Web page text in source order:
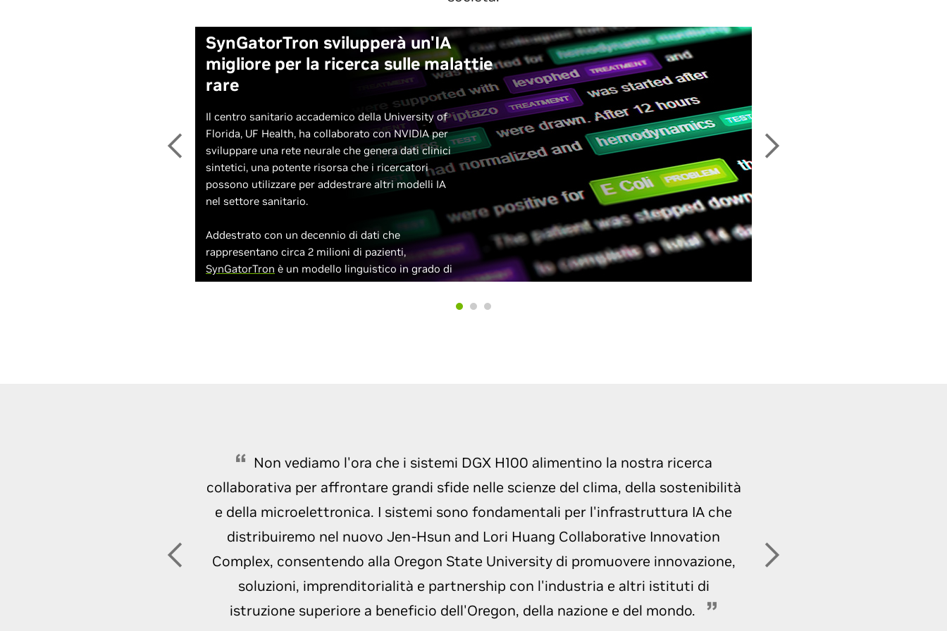
SynGatorTron svilupperà un'IA
migliore per la ricerca sulle malattie
rare
Il centro sanitario accademico della University of
Florida, UF Health, ha collaborato con NVIDIA per
sviluppare una rete neurale che genera dati clinici
sintetici, una potente risorsa che i ricercatori
possono utilizzare per addestrare altri modelli IA
nel settore sanitario.
Addestrato con un decennio di dati che
rappresentano circa 2 milioni di pazienti,
SynGatorTron è un modello linguistico in grado di
creare profili sintetici dei pazienti. Il modello con 5
Non vediamo l'ora che i sistemi DGX H100 alimentino la nostra ricerca
collaborativa per affrontare grandi sfide nelle scienze del clima, della sostenibilità
e della microelettronica. I sistemi sono fondamentali per l'infrastruttura IA che
distribuiremo nel nuovo Jen-Hsun and Lori Huang Collaborative Innovation
Complex, consentendo alla Oregon State University di promuovere innovazione,
soluzioni, imprenditorialità e partnership con l'industria e altri istituti di
istruzione superiore a beneficio dell'Oregon, della nazione e del mondo.